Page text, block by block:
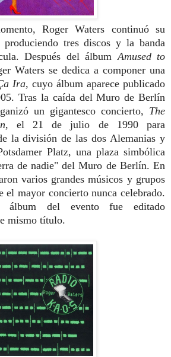
Roger Waters continuó su
tres discos y la banda
Después del álbum Amused to
Waters se dedica a componer una
Ira, cuyo álbum aparece publicado
Tras la caída del Muro de Berlín
un gigantesco concierto, The
, el 21 de julio de 1990 para
la división de las dos Alemanias y
Platz, una plaza simbólica
de nadie" del Muro de Berlín. En
varios grandes músicos y grupos
el mayor concierto nunca celebrado.
álbum del evento fue editado
mismo título.